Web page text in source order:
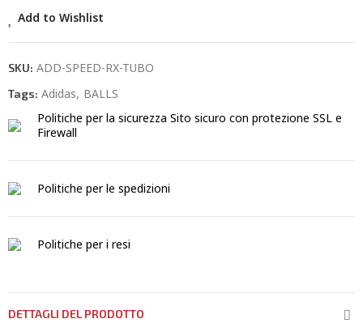
Add to Wishlist
SKU: ADD-SPEED-RX-TUBO
Tags: Adidas BALLS
Politiche per la sicurezza Sito sicuro con protezione SSL e
Firewall
Politiche per le spedizioni
Politiche per i resi
DETTAGLI DEL PRODOTTO